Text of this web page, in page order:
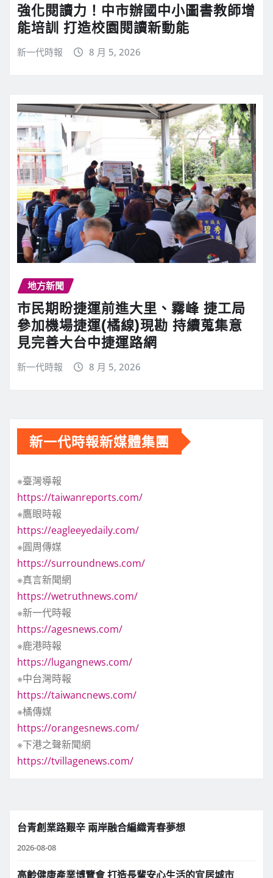
強化閱讀力！中市辦國中小圖書教師增
能培訓 打造校園閱讀新動能
新一代時報 8 月 5, 2026
地方新聞
市民期盼捷運前進大里、霧峰 捷工局
參加機場捷運(橘線)現勘 持續蒐集意
見完善大台中捷運路網
新一代時報 8 月 5, 2026
新一代時報新媒體集團
※臺灣導報
https://taiwanreports.com/
※鷹眼時報
https://eagleeyedaily.com/
※圓周傳媒
https://surroundnews.com/
※真言新聞網
https://wetruthnews.com/
※新一代時報
https://agesnews.com/
※鹿港時報
https://lugangnews.com/
※中台灣時報
https://taiwancnews.com/
※橘傳媒
https://orangesnews.com/
※下港之聲新聞網
https://tvillagenews.com/
台青創業路艱辛 兩岸融合編織青春夢想
2026-08-08
高齡健康產業博覽會 打造長輩安心生活的宜居城市